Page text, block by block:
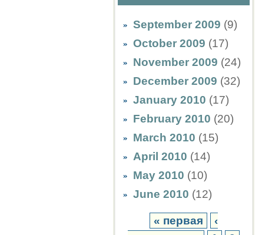
September 2009 (9)
October 2009 (17)
November 2009 (24)
December 2009 (32)
January 2010 (17)
February 2010 (20)
March 2010 (15)
April 2010 (14)
May 2010 (10)
June 2010 (12)
« первая
‹